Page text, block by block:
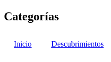
Categorías
Inicio Descubrimientos